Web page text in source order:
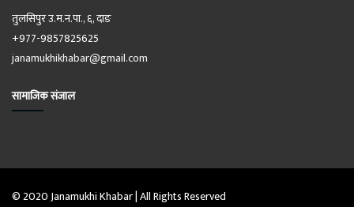
तुलसिपुर उ.म.न.पा., ६, दाङ
+977-9857825625
janamukhikhabar@gmail.com
सामाजिक संजाल
© 2020 Janamukhi Khabar | All Rights Reserved